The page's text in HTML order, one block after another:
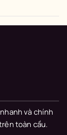
và chính
toàn cầu.